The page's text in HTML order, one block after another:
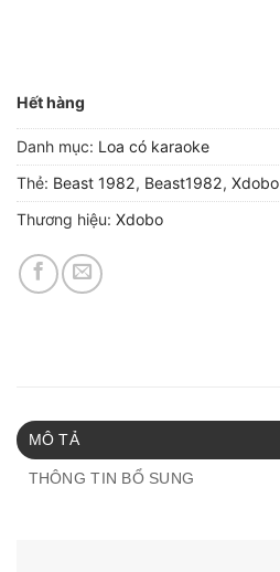
Hết hàng
Danh mục: Loa có karaoke
Thẻ: Beast 1982, Beast1982, Xdobo
Thương hiệu: Xdobo
MÔ TẢ
THÔNG TIN BỔ SUNG